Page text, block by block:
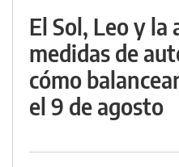
El Sol, Leo y
medidas de
cómo
el 9 de agosto